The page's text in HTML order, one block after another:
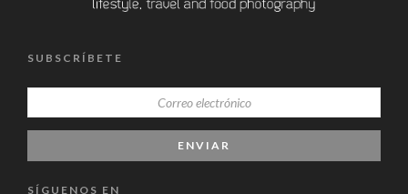
SUBSCRÍBETE
SÍGUENOS EN